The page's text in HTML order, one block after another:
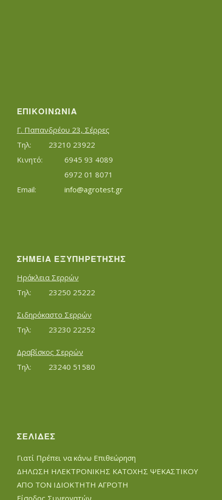
ΕΠΙΚΟΙΝΩΝΊΑ
Γ. Παπανδρέου 23, Σέρρες
Τηλ:		23210 23922
Κινητό:		6945 93 4089
			6972 01 8071
info@agrotest.gr
ΣΗΜΕΊΑ ΕΞΥΠΗΡΈΤΗΣΗΣ
Ηράκλεια Σερρών
Τηλ:		23250 25222
Σιδηρόκαστο Σερρών
Τηλ:		23230 22252
Δραβίσκος Σερρών
Τηλ:		23240 51580
ΣΕΛΊΔΕΣ
Γιατί Πρέπει να κάνω Επιθεώρηση
ΔΗΛΩΣΗ ΗΛΕΚΤΡΟΝΙΚΗΣ ΚΑΤΟΧΗΣ ΨΕΚΑΣΤΙΚΟΥ
ΑΠΟ ΤΟΝ ΙΔΙΟΚΤΗΤΗ ΑΓΡΟΤΗ